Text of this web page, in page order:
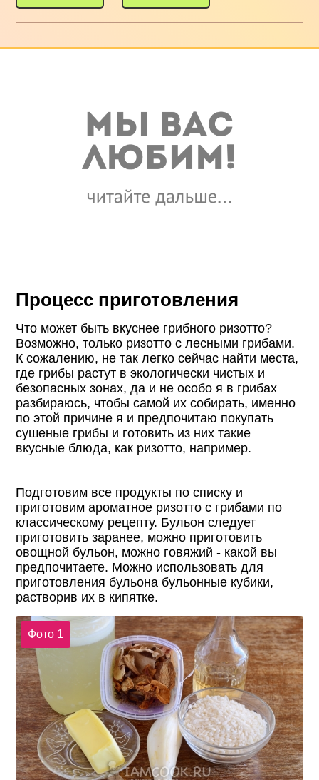
Процесс приготовления
Что может быть вкуснее грибного ризотто?
Возможно, только ризотто с лесными грибами.
К сожалению, не так легко сейчас найти места,
где грибы растут в экологически чистых и
безопасных зонах, да и не особо я в грибах
разбираюсь, чтобы самой их собирать, именно
по этой причине я и предпочитаю покупать
сушеные грибы и готовить из них такие
вкусные блюда, как ризотто, например.
Подготовим все продукты по списку и
приготовим ароматное ризотто с грибами по
классическому рецепту. Бульон следует
приготовить заранее, можно приготовить
овощной бульон, можно говяжий - какой вы
предпочитаете. Можно использовать для
приготовления бульона бульонные кубики,
растворив их в кипятке.
Фото 1